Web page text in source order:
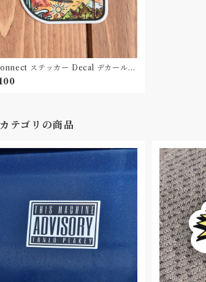
ステッカー Decal デカール
in Germany Nature
テゴリの商品